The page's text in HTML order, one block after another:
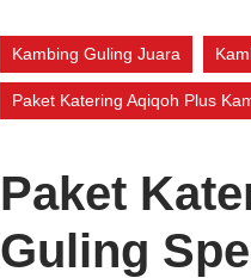
Kambing Guling Juara
Paket Katering Aqiqoh Plus
Paket
Guling